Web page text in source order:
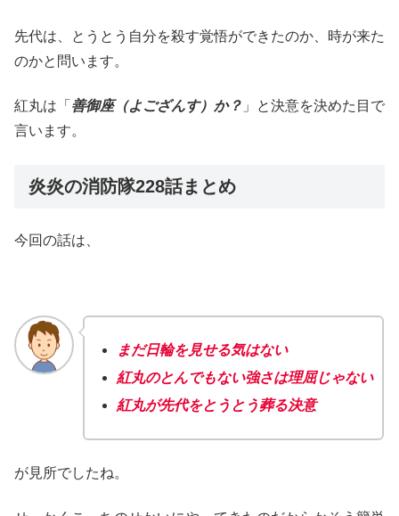
先代は、とうとう自分を殺す覚悟ができたのか、時が来た
のかと問います。
紅丸は「 善御座（よござんす）か？ 」と決意を決めた目で
言います。
炎炎の消防隊228話まとめ
今回の話は、
まだ日輪を見せる気はない
紅丸のとんでもない強さは理屈じゃない
紅丸が先代をとうとう葬る決意
が見所でしたね。